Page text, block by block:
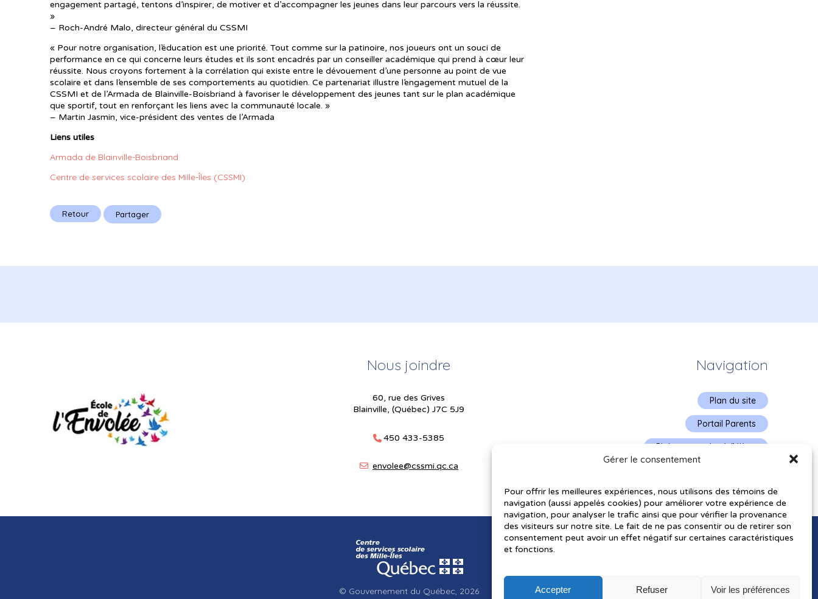
Gérer le consentement
Pour offrir les meilleures expériences, nous utilisons des témoins de
navigation (aussi appelés cookies) pour améliorer votre expérience de
navigation, pour analyser le trafic ainsi que pour vérifier la provenance
des visiteurs sur notre site. Le fait de ne pas consentir ou de retirer son
consentement peut avoir un effet négatif sur certaines caractéristiques
et fonctions.
Accepter Refuser Voir les préférences
engagement partagé, tentons d’inspirer, de motiver et d’accompagner les jeunes dans leur parcours vers la réussite.
»
– Roch-André Malo, directeur général du CSSMI
« Pour notre organisation, l’éducation est une priorité. Tout comme sur la patinoire, nos joueurs ont un souci de
performance en ce qui concerne leurs études et ils sont encadrés par un conseiller académique qui prend à cœur leur
réussite. Nous croyons fortement à la corrélation qui existe entre le dévouement d’une personne au point de vue
scolaire et dans l’ensemble de ses comportements au quotidien. Ce partenariat illustre l’engagement mutuel de la
CSSMI et de l’Armada de Blainville-Boisbriand à favoriser le développement des jeunes tant sur le plan académique
que sportif, tout en renforçant les liens avec la communauté locale. »
– Martin Jasmin, vice-président des ventes de l’Armada
Liens utiles
Armada de Blainville-Boisbriand
Centre de services scolaire des Mille-Îles (CSSMI)
Retour Partager
Nous joindre
60, rue des Grives
Blainville, (Québec) J7C 5J9
450 433-5385
envolee@cssmi.qc.ca
Navigation
Plan du site
Portail Parents
Plainte – service à l’élève
© Gouvernement du Québec, 2026